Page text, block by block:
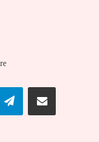
TelegramPartager par email